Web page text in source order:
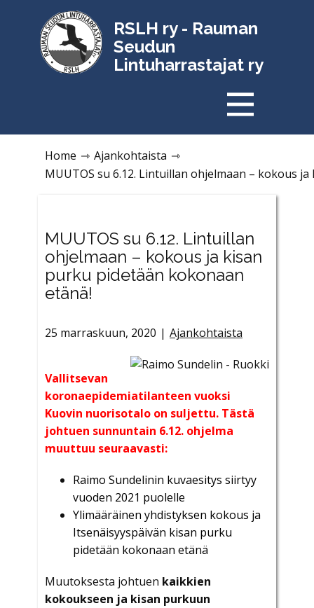
RSLH ry - Rauman
Seudun
Lintuharrastajat ry
Home ⇾ Ajankohtaista ⇾
MUUTOS su 6.12. Lintuillan ohjelmaan – kokous
MUUTOS su 6.12. Lintuillan
ohjelmaan – kokous ja kisan
purku pidetään kokonaan
etänä!
25 marraskuun, 2020 Ajankohtaista
Vallitsevan
koronaepidemiatilanteen vuoksi
Kuovin nuorisotalo on suljettu. Tästä
johtuen sunnuntain 6.12. ohjelma
muuttuu seuraavasti:
Raimo Sundelinin kuvaesitys siirtyy
vuoden 2021 puolelle
Ylimääräinen yhdistyksen kokous ja
Itsenäisyyspäivän kisan purku
pidetään kokonaan etänä
Muutoksesta johtuen kaikkien
kokoukseen ja kisan purkuun